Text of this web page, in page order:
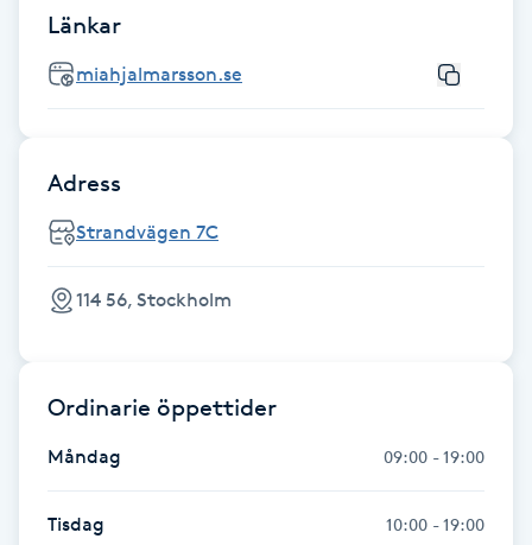
IR-massage
J
Katun fransar
Keratinbehandling
Länkar
miahjalmarsson.se
Adress
Strandvägen 7C
114 56, Stockholm
Ordinarie öppettider
Måndag 09:00 - 19:00
Tisdag 10:00 - 19:00